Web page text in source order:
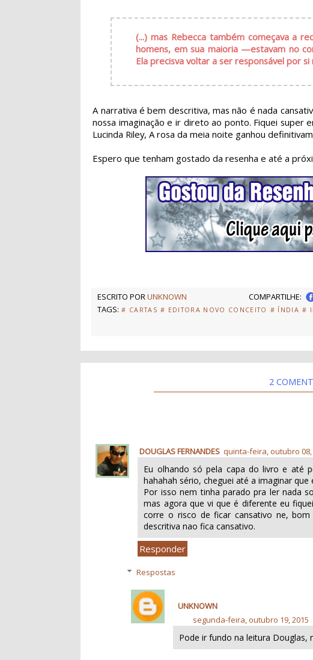
(...) mas Rebecca também começava a
homens, em sua maioria —estavam no
Ela precisva voltar a ser responsável por
A narrativa é bem descritiva, mas não é nada
nossa imaginação e ir direto ao ponto. Fiquei super
Lucinda Riley, A rosa da meia noite ganhou
Espero que tenham gostado da resenha e até a
ESCRITO PORUNKNOWN
COMPARTILHE:
TAGS: # CARTAS # EDITORA NOVO CONCEITO # ÍNDIA #
2
DOUGLAS FERNANDES quinta-feira, outubro 08,
Eu olhando só pela capa do livro e até
hahahah sério, cheguei até a imaginar
Por isso nem tinha parado pra ler nada
mas agora que vi que é diferente eu
corre o risco de ficar cansativo ne,
descritiva nao fica cansativo.
Responder
Respostas
UNKNOWN
segunda-feira, outubro 19, 2015
Pode ir fundo na leitura Douglas,